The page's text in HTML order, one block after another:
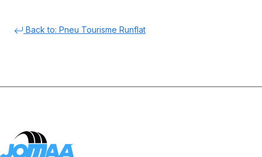
Back to: Pneu Tourisme Runflat